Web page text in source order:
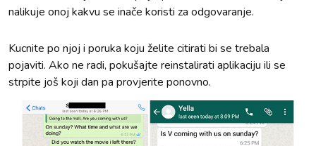
nalikuje onoj kakvu se inače koristi za odgovaranje.
Kucnite po njoj i poruka koju želite citirati bi se trebala
pojaviti. Ako ne radi, pokušajte reinstalirati aplikaciju ili se
strpite još koji dan pa provjerite ponovno.